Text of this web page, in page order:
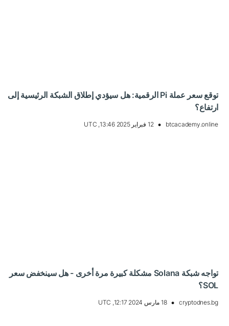
توقع سعر عملة Pi الرقمية: هل سيؤدي إطلاق الشبكة الرئيسية إلى
ارتفاع؟
btcacademy.online 12 فبراير 2025 13:46, UTC
تواجه شبكة Solana مشكلة كبيرة مرة أخرى - هل سينخفض ​​سعر
SOL؟
cryptodnes.bg 18 مارس 2024 12:17, UTC